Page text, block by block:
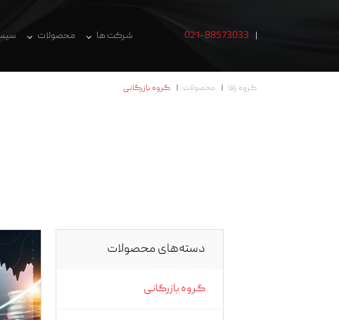
021-88573033 شرکت ها محصولات
گروه رافا محصولات گروه بازرگانی
دسته‌های محصولات
گروه بازرگانی